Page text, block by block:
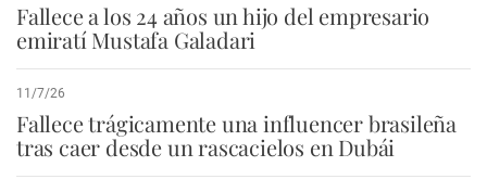
Fallece a los 24 años un hijo del empresario
emiratí Mustafa Galadari
11/7/26
Fallece trágicamente una influencer brasileña
tras caer desde un rascacielos en Dubái